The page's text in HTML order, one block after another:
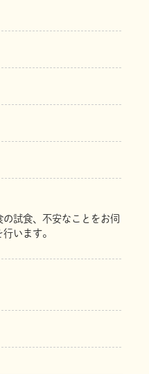
試食、不安なことをお伺
います。